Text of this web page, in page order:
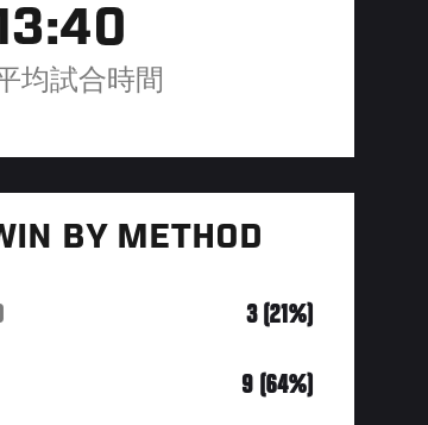
均試合時間
BY METHOD
3 (21%)
9 (64%)